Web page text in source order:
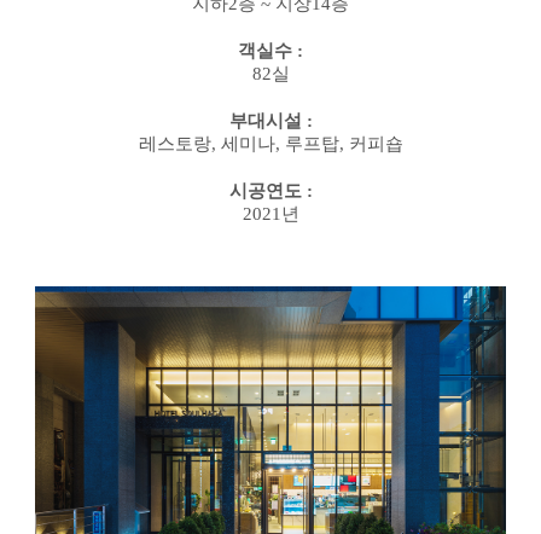
객실수 :
82실
부대시설 :
레스토랑, 세미나, 루프탑, 커피숍
시공연도 :
2021 년